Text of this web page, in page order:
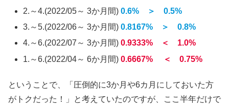
2.～4.(2022/05～ 3か月間)0.6% ＞ 0.5%
3.～5.(2022/06～ 3か月間)0.8167% ＞ 0.8%
4.～6.(2022/07～ 3か月間)0.9333% ＜ 1.0%
1.～6.(2022/04～ 6か月間)0.6667% ＜ 0.75%
ということで、「圧倒的に3か月や6カ月にしておいた方
がトクだった！」と考えていたのですが、ここ半年だけで